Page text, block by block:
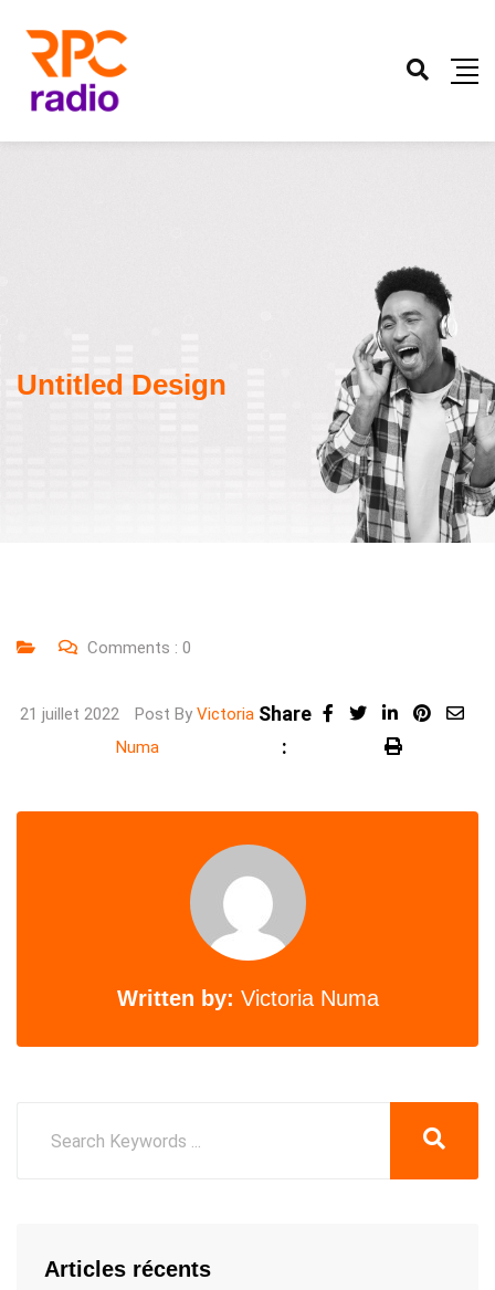
Untitled Design
Comments : 0
21 juillet 2022 Post ByVictoria
Numa
Share
:
LinkedIn
Print
Written by: Victoria Numa
Articles récents